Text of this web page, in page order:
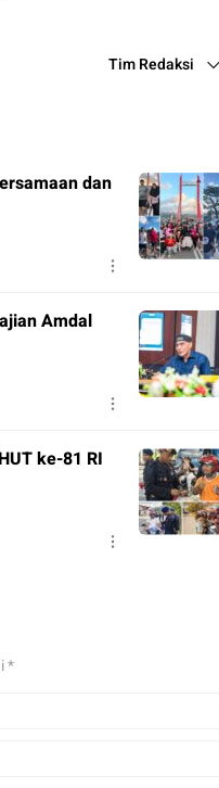
Tim Redaksi
dan
Amdal
ke-81 RI
*